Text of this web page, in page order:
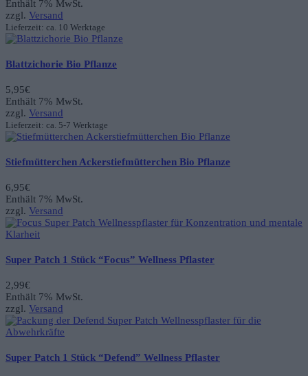
Preis
war:
3,95€
Preis
ist:
2,95€.
Enthält 7% MwSt.
zzgl. Versand
Lieferzeit: ca. 10 Werktage
Blattzichorie Bio Pflanze
5,95€
Enthält 7% MwSt.
zzgl. Versand
Lieferzeit: ca. 5-7 Werktage
Stiefmütterchen Ackerstiefmütterchen Bio Pflanze
6,95€
Enthält 7% MwSt.
zzgl. Versand
Super Patch 1 Stück “Focus” Wellness Pflaster
2,99€
Enthält 7% MwSt.
zzgl. Versand
Super Patch 1 Stück “Defend” Wellness Pflaster